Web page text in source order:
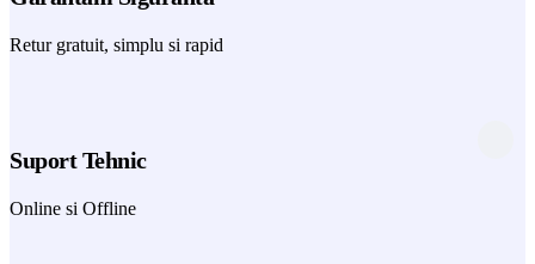
Retur gratuit, simplu si rapid
Suport Tehnic
Online si Offline